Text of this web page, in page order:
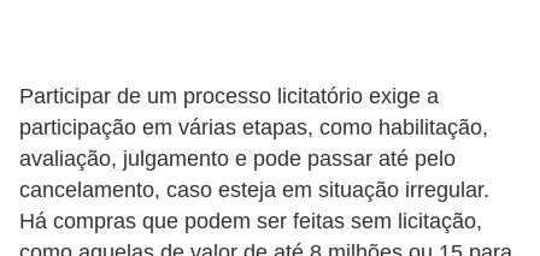
Participar de um processo licitatório exige a
participação em várias etapas, como habilitação,
avaliação, julgamento e pode passar até pelo
cancelamento, caso esteja em situação irregular.
Há compras que podem ser feitas sem licitação,
i
n
a
c